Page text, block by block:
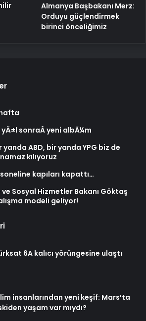
Almanya Başbakanı Merz:
Orduyu güçlendirmek
birinci önceliğimiz
sonraÂ yeni albÃ¼m
yanda ABD, bir yanda YPG biz de
kılıyoruz
kapıları kapattı…
ve Sosyal Hizmetler Bakanı Göktaş
modeli geliyor!
6A kalıcı yörüngesine ulaştı
insanlarından yeni keşif: Mars’ta
yaşam var mıydı?